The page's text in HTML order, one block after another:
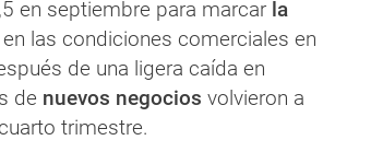
en septiembre para marcar la
en las condiciones comerciales en
de una ligera caída en
de nuevos negocios volvieron a
trimestre.